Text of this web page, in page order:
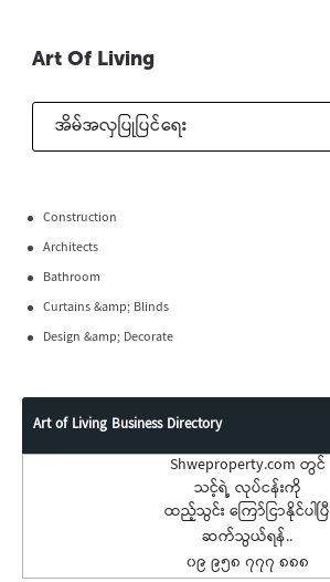
Art Of Living
အိမ်အလှပြုပြင်ရေး
Construction
Architects
Bathroom
Curtains &amp; Blinds
Design &amp; Decorate
Art of Living Business Directory
Shweproperty.com တွင်
သင့်ရဲ့ လုပ်ငန်းကို
ထည့်သွင်း ကြော်ငြာနိုင်ပါပြီ
ဆက်သွယ်ရန်..
၀၉ ၉၅၈ ၇၇၇ ၈၈၈